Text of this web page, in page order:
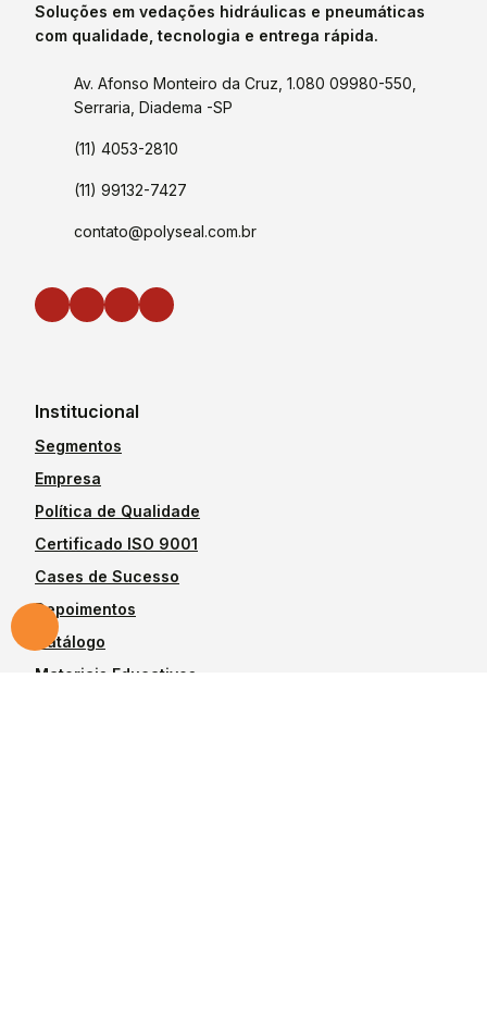
Soluções em vedações hidráulicas e pneumáticas
com qualidade, tecnologia e entrega rápida.
Av. Afonso Monteiro da Cruz, 1.080 09980-550,
Serraria, Diadema -SP
(11) 4053-2810
(11) 99132-7427
contato@polyseal.com.br
Institucional
Segmentos
Empresa
Política de Qualidade
Certificado ISO 9001
Cases de Sucesso
Depoimentos
Catálogo
Materiais Educativos